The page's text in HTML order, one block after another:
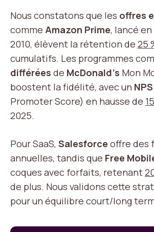
Nous constatons que les offres
comme Amazon Prime, lancé en
2010, élèvent la rétention de 25
cumulatifs. Les programmes
différées de McDonald’s Mon
boostent la fidélité, avec un NPS
Promoter Score) en hausse de
2025.
Pour SaaS, Salesforce offre des
annuelles, tandis que Free
coques avec forfaits, retenant
de plus. Nous validons cette
pour un équilibre court/long